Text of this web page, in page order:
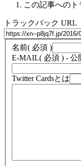
この記事へのト
トラックバック URL
名前( 必須 )
E-MAIL( 必須 ) - 公
Twitter Cardsとは